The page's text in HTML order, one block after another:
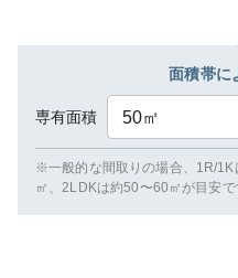
面積帯に
専有面積 50㎡
※一般的な間取りの場合、1R/
㎡、2LDKは約50〜60㎡が目安で